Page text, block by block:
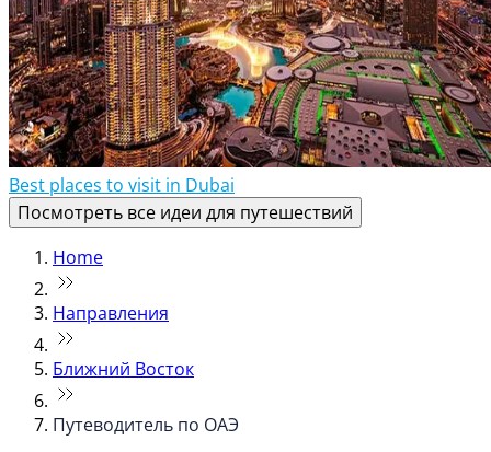
Best places to visit in Dubai
Посмотреть все идеи для путешествий
Home
Направления
Ближний Восток
Путеводитель по ОАЭ